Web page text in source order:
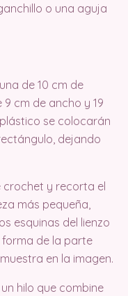
o una aguja
de 10 cm de
cm de ancho y 19
se colocarán
dejando
crochet y recorta el
más pequeña,
esquinas del lienzo
de la parte
en la imagen.
hilo que combine